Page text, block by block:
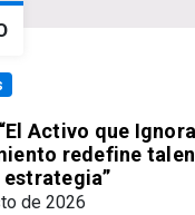
Activo que
redefine
de 2026